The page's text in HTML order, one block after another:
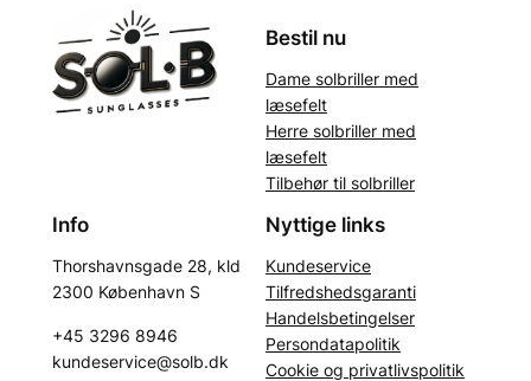
Bestil nu
Dame solbriller med
læsefelt
Herre solbriller med
læsefelt
Tilbehør til solbriller
Info
Thorshavnsgade 28, kld
2300 København S
+45 3296 8946
kundeservice@solb.dk
Nyttige links
Kundeservice
Tilfredshedsgaranti
Handelsbetingelser
Persondatapolitik
Cookie og privatlivspolitik